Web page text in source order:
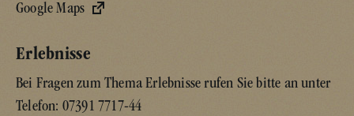
Google Maps
Erlebnisse
Bei Fragen zum Thema Erlebnisse rufen Sie bitte an unter
Telefon: 07391 7717-44